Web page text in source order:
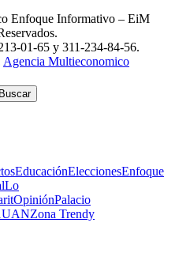
Enfoque Informativo – EiM
01-65 y 311-234-84-56.
Agencia Multieconomico
EducaciónEleccionesEnfoque
Lo
OpiniónPalacio
UANZona Trendy